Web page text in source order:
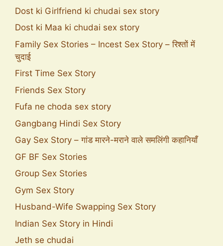
Dost ki Girlfriend ki chudai sex story
Dost ki Maa ki chudai sex story
Family Sex Stories – Incest Sex Story – रिश्तों में
चुदाई
First Time Sex Story
Friends Sex Story
Fufa ne choda sex story
Gangbang Hindi Sex Story
Gay Sex Story – गांड मारने-मराने वाले समलिंगी कहानियाँ
GF BF Sex Stories
Group Sex Stories
Gym Sex Story
Husband-Wife Swapping Sex Story
Indian Sex Story in Hindi
Jeth se chudai